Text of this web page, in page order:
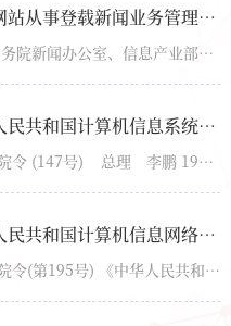
从事登载新闻业务管理暂行规定
（2000年11月7日 国务院新闻办公室、信息产业部） 第一条 为了促进我国互联网新闻传播...
和国计算机信息系统安全保护条例
中华人民共和国国务院令 (147号) 总理 李鹏 1994年2月18日 第一章 总则 第一...
和国计算机信息网络国际联网管理暂行规定
中华人民共和国国务院令(第195号) 《中华人民共和国计算机信息网络国际联网管理暂行规定》，已于1...